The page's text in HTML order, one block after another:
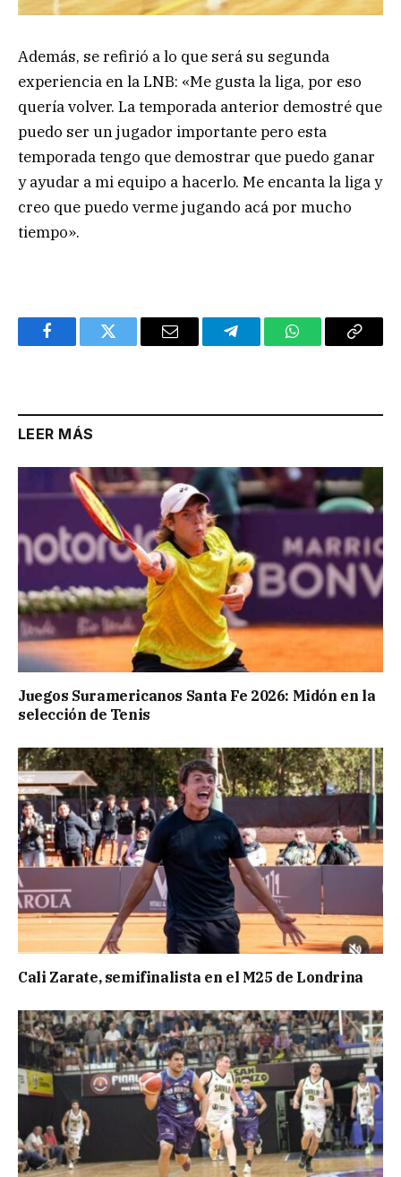
Además, se refirió a lo que será su segunda
experiencia en la LNB: «Me gusta la liga, por eso
quería volver. La temporada anterior demostré que
puedo ser un jugador importante pero esta
temporada tengo que demostrar que puedo ganar
y ayudar a mi equipo a hacerlo. Me encanta la liga y
creo que puedo verme jugando acá por mucho
tiempo».
FacebookTwitter Email TelegramWhatsAppCopy
LEER MÁS
Juegos Suramericanos Santa Fe 2026: Midón en la
selección de Tenis
Cali Zarate, semifinalista en el M25 de Londrina